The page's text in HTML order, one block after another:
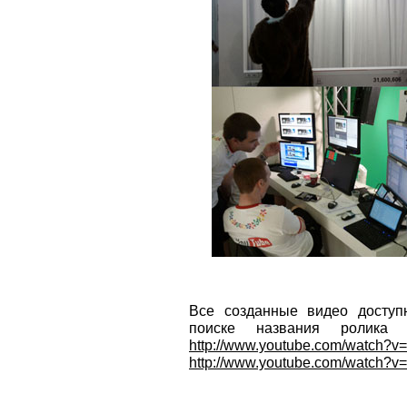
Все созданные видео
поиске названия
http://www.youtube.com/
http://www.youtube.com/